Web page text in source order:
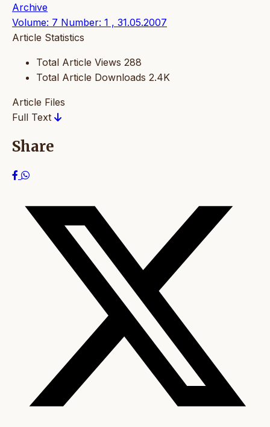
Archive
Volume: 7 Number: 1 , 31.05.2007
Article Statistics
Total Article Views 288
Total Article Downloads 2.4K
Article Files
Full Text
Share